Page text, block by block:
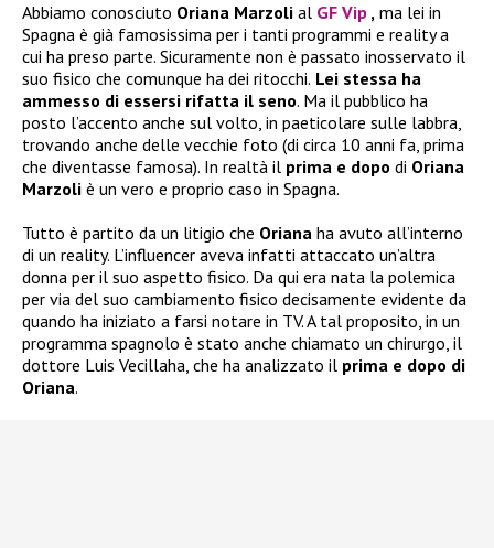
Abbiamo conosciuto Oriana Marzoli al GF Vip , ma lei in
Spagna è già famosissima per i tanti programmi e reality a
cui ha preso parte. Sicuramente non è passato inosservato il
suo fisico che comunque ha dei ritocchi. Lei stessa ha
ammesso di essersi rifatta il seno. Ma il pubblico ha
posto l’accento anche sul volto, in paeticolare sulle labbra,
trovando anche delle vecchie foto (di circa 10 anni fa, prima
che diventasse famosa). In realtà il prima e dopo di Oriana
Marzoli è un vero e proprio caso in Spagna.
Tutto è partito da un litigio che Oriana ha avuto all’interno
di un reality. L’influencer aveva infatti attaccato un’altra
donna per il suo aspetto fisico. Da qui era nata la polemica
per via del suo cambiamento fisico decisamente evidente da
quando ha iniziato a farsi notare in TV. A tal proposito, in un
programma spagnolo è stato anche chiamato un chirurgo, il
dottore Luis Vecillaha, che ha analizzato il prima e dopo di
Oriana.